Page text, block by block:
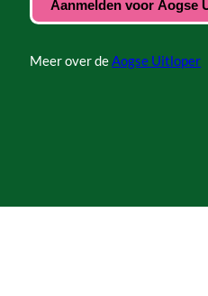
Meer over deAogse Uitloper